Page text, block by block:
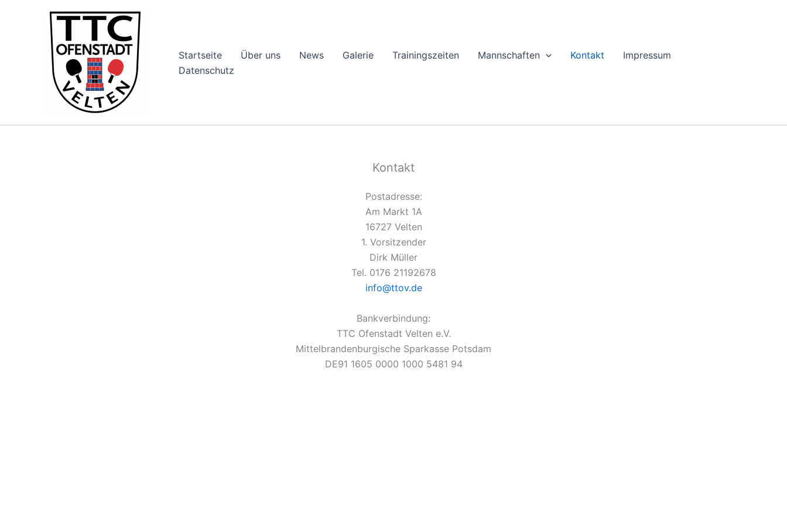
Startseite
Über uns News Galerie Trainingszeiten Mannschaften Kontakt
Impressum
Datenschutz
Kontakt
Postadresse:
Am Markt 1A
16727 Velten
1. Vorsitzender
Dirk Müller
Tel. 0176 21192678
info@ttov.de
Bankverbindung:
TTC Ofenstadt Velten e.V.
Mittelbrandenburgische Sparkasse Potsdam
DE91 1605 0000 1000 5481 94